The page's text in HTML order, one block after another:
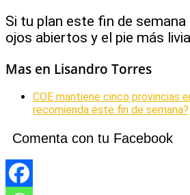
Si tu plan este fin de
ojos abiertos y el pie más
Mas en Lisandro Torres
COE mantiene cinco provincias
recomienda este fin de semana?
Comenta con tu Facebook